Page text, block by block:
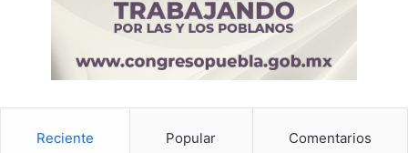
Reciente Popular Comentarios